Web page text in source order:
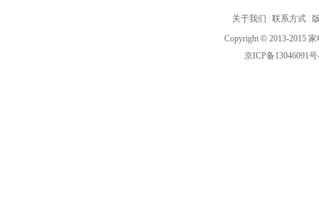
关于我们 联系方式
Copyright © 2013-2015
京ICP备13046091号